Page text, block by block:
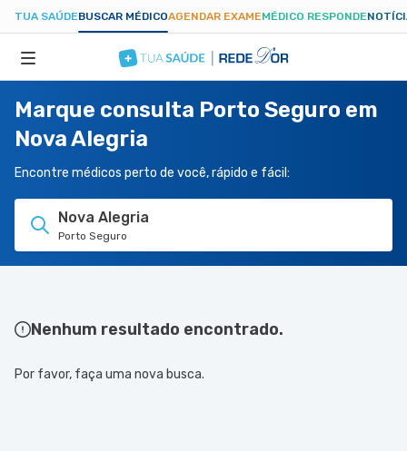
TUA SAÚDEBUSCAR MÉDICOAGENDAR EXAMEMÉDICO RESPONDE
ESPECIALIDADES
HOSPITAIS
TUASAUDE.COM
Marque consulta Porto Seguro em
Nova Alegria
Encontre médicos perto de você, rápido e fácil:
Nova Alegria
Porto Seguro
Nenhum resultado encontrado.
Por favor, faça uma nova busca.